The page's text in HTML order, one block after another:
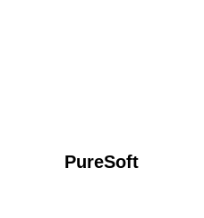
PureSoft